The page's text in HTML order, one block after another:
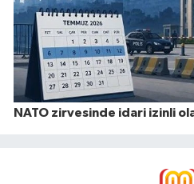
NATO zirvesinde idari izinli